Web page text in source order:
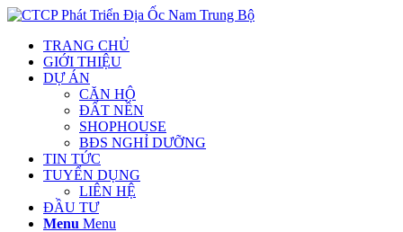
TRANG CHỦ
GIỚI THIỆU
DỰ ÁN
CĂN HỘ
ĐẤT NỀN
SHOPHOUSE
BĐS NGHỈ DƯỠNG
TIN TỨC
TUYỂN DỤNG
LIÊN HỆ
ĐẦU TƯ
Menu Menu